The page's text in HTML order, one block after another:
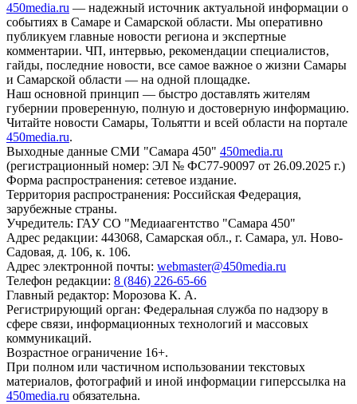
450media.ru — надежный источник актуальной информации о
событиях в Самаре и Самарской области. Мы оперативно
публикуем главные новости региона и экспертные
комментарии. ЧП, интервью, рекомендации специалистов,
гайды, последние новости, все самое важное о жизни Самары
и Самарской области — на одной площадке.
Наш основной принцип — быстро доставлять жителям
губернии проверенную, полную и достоверную информацию.
Читайте новости Самары, Тольятти и всей области на портале
450media.ru.
Выходные данные СМИ "Самара 450" 450media.ru
(регистрационный номер: ЭЛ № ФС77-90097 от 26.09.2025 г.)
Форма распространения: сетевое издание.
Территория распространения: Российская Федерация,
зарубежные страны.
Учредитель: ГАУ СО "Медиаагентство "Самара 450"
Адрес редакции: 443068, Самарская обл., г. Самара, ул. Ново-
Садовая, д. 106, к. 106.
Адрес электронной почты: webmaster@450media.ru
Телефон редакции: 8 (846) 226-65-66
Главный редактор: Морозова К. А.
Регистрирующий орган: Федеральная служба по надзору в
сфере связи, информационных технологий и массовых
коммуникаций.
Возрастное ограничение 16+.
При полном или частичном использовании текстовых
материалов, фотографий и иной информации гиперссылка на
450media.ru обязательна.